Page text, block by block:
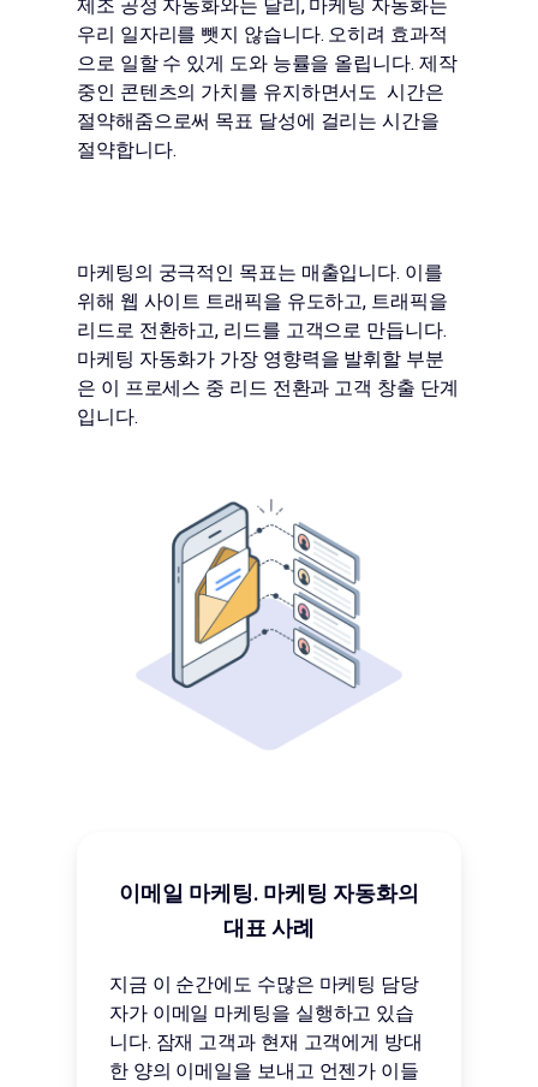
제조 공정 자동화와는 달리, 마케팅 자동화는
우리 일자리를 뺏지 않습니다. 오히려 효과적
으로 일할 수 있게 도와 능률을 올립니다. 제작
중인 콘텐츠의 가치를 유지하면서도 시간은
절약해줌으로써 목표 달성에 걸리는 시간을
절약합니다.
마케팅의 궁극적인 목표는 매출입니다. 이를
위해 웹 사이트 트래픽을 유도하고, 트래픽을
리드로 전환하고, 리드를 고객으로 만듭니다.
마케팅 자동화가 가장 영향력을 발휘할 부분
은 이 프로세스 중 리드 전환과 고객 창출 단계
입니다.
이메일 마케팅. 마케팅 자동화의
대표 사례
지금 이 순간에도 수많은 마케팅 담당
자가 이메일 마케팅을 실행하고 있습
니다. 잠재 고객과 현재 고객에게 방대
한 양의 이메일을 보내고 언젠가 이들